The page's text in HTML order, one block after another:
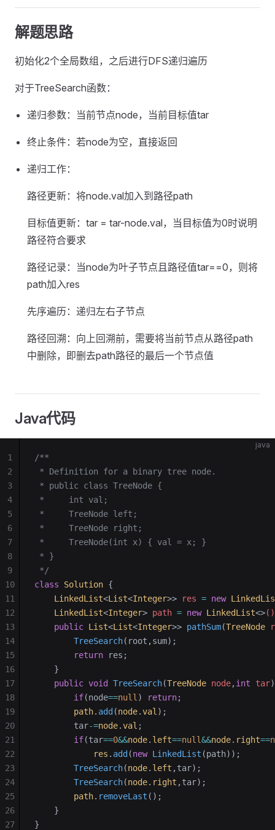
解题思路
初始化2个全局数组，之后进行DFS递归遍历
对于TreeSearch函数：
递归参数：当前节点node，当前目标值tar
终止条件：若node为空，直接返回
递归工作：
路径更新：将node.val加入到路径path
目标值更新：tar = tar-node.val，当目标值为0时说明
路径符合要求
路径记录：当node为叶子节点且路径值tar==0，则将
path加入res
先序遍历：递归左右子节点
路径回溯：向上回溯前，需要将当前节点从路径path
中删除，即删去path路径的最后一个节点值
Java代码
java
/**
* Definition for a binary tree node.
* public class TreeNode {
*     int val;
*     TreeNode left;
*     TreeNode right;
*     TreeNode(int x) { val = x; }
* }
*/
class Solution {
    LinkedList
<List<Integer>> res = new
    LinkedList
<Integer> path = new LinkedList<>()
    public
List<List<Integer>> pathSum(TreeNode
        TreeSearch
(root,sum);
        return
res;
    }
    public
void TreeSearch(TreeNode node,int tar
        if
(node==null ) return;
        path
. add (node.val );
        tar
-=node.val ;
        if
(tar==0&&node. left==null&&node. right==
            res
. add (new LinkedList (path));
        TreeSearch
(node. left ,tar);
        TreeSearch
(node. right ,tar);
        path
. removeLast ();
    }
}
1
2
3
4
5
6
7
8
9
10
11
12
13
14
15
16
17
18
19
20
21
22
23
24
25
26
27